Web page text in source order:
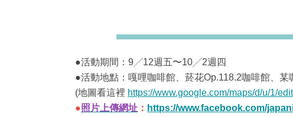
●活動期間：9╱12週五〜10╱2週四
●活動地點：嘎哩咖啡館、菸花Op.118.2咖啡館、某
(地圖看這裡 https://www.google.com/maps/d/u/1/
●照片上傳網址 ： https://www.facebook.com/